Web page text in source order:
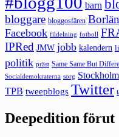
barn
bloggare bloggosfären
Facebook fildelning fotboll
IPRed JMW jobb kalendern
politik präst Same Same But
Socialdemokraterna sorg Stockholm
TPB tweepblogs Twitter
Deepedition förut